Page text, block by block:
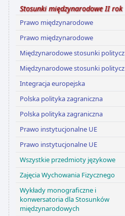
Stosunki międzynarodowe II rok
Prawo międzynarodowe
Prawo międzynarodowe
Międzynarodowe stosunki
Międzynarodowe stosunki
Integracja europejska
Polska polityka zagraniczna
Polska polityka zagraniczna
Prawo instytucjonalne UE
Prawo instytucjonalne UE
Wszystkie przedmioty językowe
Zajęcia Wychowania Fizycznego
Wykłady monograficzne i
konwersatoria dla Stosunków
międzynarodowych